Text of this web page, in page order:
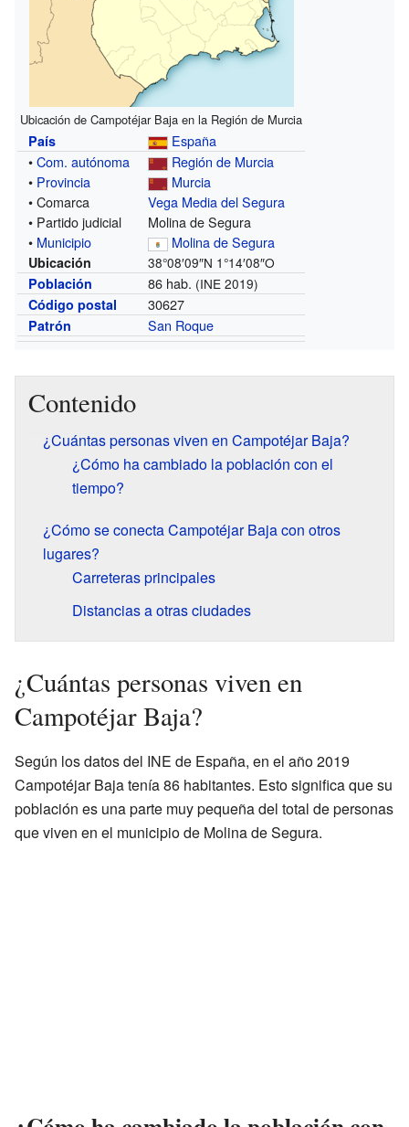
Ubicación de Campotéjar Baja en la Región de Murcia
País
España
•Com. autónoma
Región de Murcia
• Provincia
Murcia
• Comarca
Vega Media del Segura
• Partido judicial
Molina de Segura
• Municipio Molina de Segura
Ubicación 38°08′09″N 1°14′08″O
Población
86 hab. (INE 2019)
Código postal
30627
Patrón San Roque
Contenido
¿Cuántas personas viven en Campotéjar Baja?
¿Cómo ha cambiado la población con el
tiempo?
¿Cómo se conecta Campotéjar Baja con otros
lugares?
Carreteras principales
Distancias a otras ciudades
¿Cuántas personas viven en
Campotéjar Baja?
Según los datos del INE de España, en el año 2019
Campotéjar Baja tenía 86 habitantes. Esto significa que su
población es una parte muy pequeña del total de personas
que viven en el municipio de Molina de Segura.